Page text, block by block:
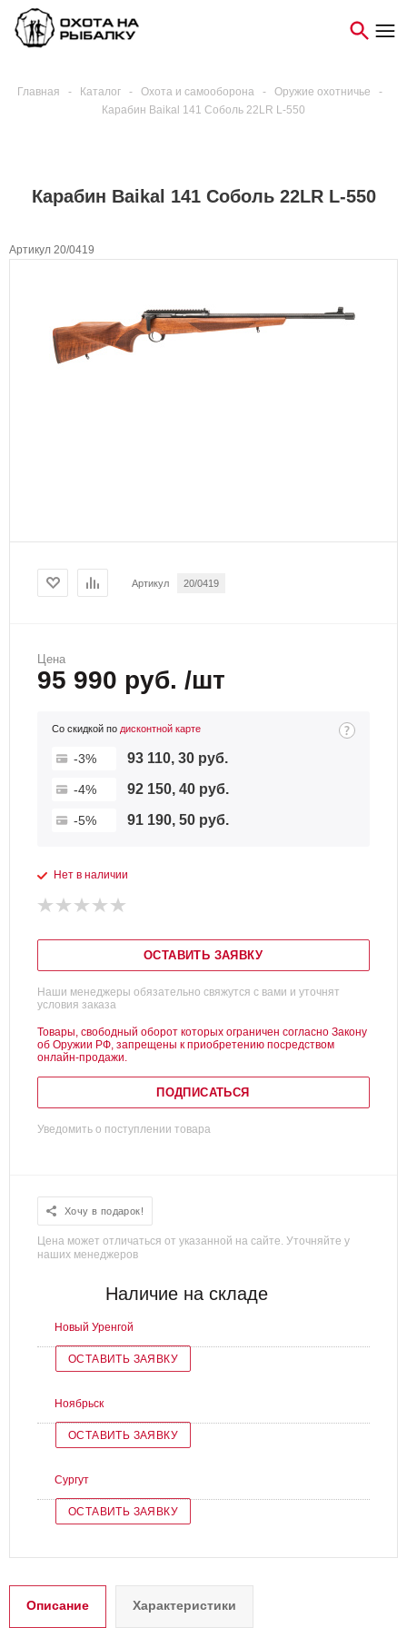
Главная - Каталог - Охота и самооборона - Оружие охотничье
-
Карабин Baikal 141 Соболь 22LR L-550
Карабин Baikal 141 Соболь 22LR L-550
Артикул 20/0419
Артикул 20/0419
Цена
95 990 руб. /шт
Со скидкой по дисконтной карте
-3% 93 110, 30 руб.
-4% 92 150, 40 руб.
-5% 91 190, 50 руб.
Нет в наличии
ОСТАВИТЬ ЗАЯВКУ
Наши менеджеры обязательно свяжутся с вами и уточнят
условия заказа
Товары, свободный оборот которых ограничен согласно Закону
об Оружии РФ, запрещены к приобретению посредством
онлайн-продажи.
ПОДПИСАТЬСЯ
Уведомить о поступлении товара
Хочу в подарок!
Цена может отличаться от указанной на сайте. Уточняйте у
наших менеджеров
Наличие на складе
Новый Уренгой
ОСТАВИТЬ ЗАЯВКУ
Ноябрьск
ОСТАВИТЬ ЗАЯВКУ
Сургут
ОСТАВИТЬ ЗАЯВКУ
Описание Характеристики